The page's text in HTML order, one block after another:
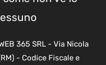
365 SRL - Via Nicola
- Codice Fiscale e